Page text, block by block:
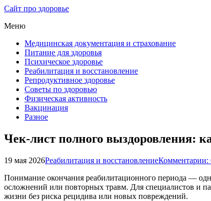
Сайт про здоровье
Меню
Медицинская документация и страхование
Питание для здоровья
Психическое здоровье
Реабилитация и восстановление
Репродуктивное здоровье
Советы по здоровью
Физическая активность
Вакцинация
Разное
Чек-лист полного выздоровления:
19 мая 2026Реабилитация и восстановлениеКомментарии:
Понимание окончания реабилитационного периода —
осложнений или повторных травм. Для специалистов и
жизни без риска рецидива или новых повреждений.